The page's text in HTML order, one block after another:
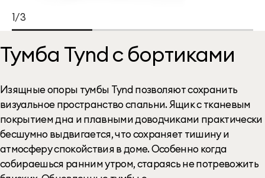
1/3
Тумба Tynd с бортиками
Изящные опоры тумбы Tynd позволяют сохранить
визуальное пространство спальни. Ящик с тканевым
покрытием дна и плавными доводчиками практически
бесшумно выдвигается, что сохраняет тишину и
атмосферу спокойствия в доме. Особенно когда
собираешься ранним утром, стараясь не потревожить